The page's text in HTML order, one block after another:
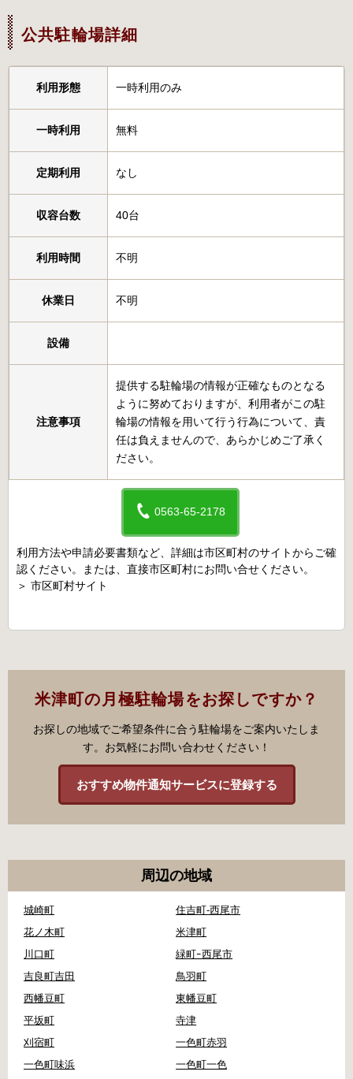
公共駐輪場詳細
利用形態 一時利用のみ
一時利用 無料
定期利用 なし
収容台数 40台
利用時間 不明
休業日 不明
設備
注意事項
提供する駐輪場の情報が正確なものとなる
ように努めておりますが、利用者がこの駐
輪場の情報を用いて行う行為について、責
任は負えませんので、あらかじめご了承く
ださい。
0563-65-2178
利用方法や申請必要書類など、詳細は市区町村のサイトからご確
認ください。または、直接市区町村にお問い合せください。
＞ 市区町村サイト
米津町の月極駐輪場をお探しですか？
お探しの地域でご希望条件に合う駐輪場をご案内いたしま
す。お気軽にお問い合わせください！
おすすめ物件通知サービスに登録する
周辺の地域
城崎町
住吉町-西尾市
花ノ木町
米津町
川口町
緑町ｰ西尾市
吉良町吉田
鳥羽町
西幡豆町
東幡豆町
平坂町
寺津
刈宿町
一色町赤羽
一色町味浜
一色町一色